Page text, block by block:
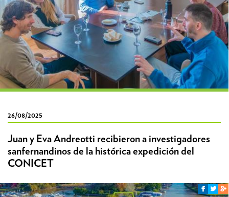
26/08/2025
Juan y Eva Andreotti recibieron a investigadores
sanfernandinos de la histórica expedición del
CONICET